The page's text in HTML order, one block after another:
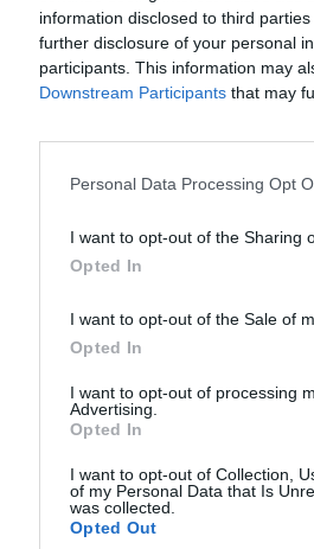
information disclosed to third
further disclosure of your personal
participants. This information may
Downstream Participants that may
Personal Data Processing Opt
I want to opt-out of the Sharing
Opted In
I want to opt-out of the Sale of
Opted In
I want to opt-out of processing
Advertising.
Opted In
I want to opt-out of Collection,
of my Personal Data that Is
was collected.
Opted Out